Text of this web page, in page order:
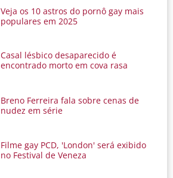
Veja os 10 astros do pornô gay mais
populares em 2025
Casal lésbico desaparecido é
encontrado morto em cova rasa
Breno Ferreira fala sobre cenas de
nudez em série
Filme gay PCD, 'London' será exibido
no Festival de Veneza